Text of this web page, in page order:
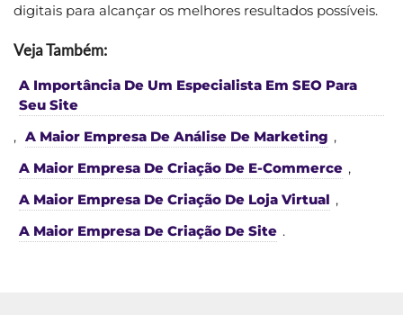
digitais para alcançar os melhores resultados possíveis.
Veja Também:
A Importância De Um Especialista Em SEO Para
Seu Site
, A Maior Empresa De Análise De Marketing ,
A Maior Empresa De Criação De E-Commerce ,
A Maior Empresa De Criação De Loja Virtual ,
A Maior Empresa De Criação De Site .